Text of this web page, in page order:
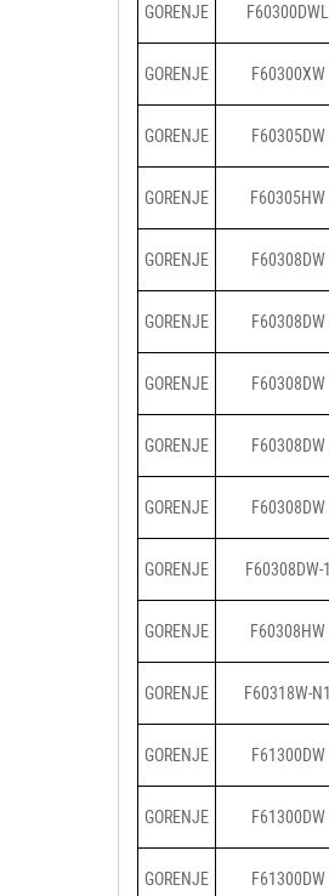
GORENJE F60300DWL
GORENJE F60300XW
GORENJE F60305DW
GORENJE F60305HW
GORENJE F60308DW
GORENJE F60308DW
GORENJE F60308DW
GORENJE F60308DW
GORENJE F60308DW
GORENJE F60308DW-1
GORENJE F60308HW
GORENJE F60318W-N1
GORENJE F61300DW
GORENJE F61300DW
GORENJE F61300DW